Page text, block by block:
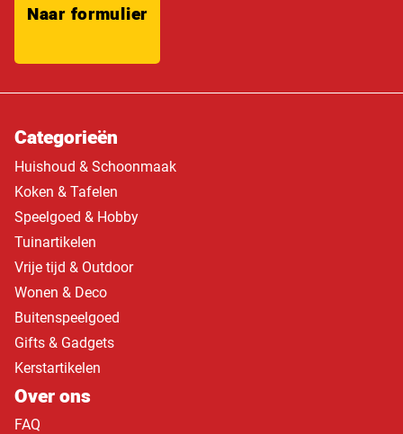
Naar formulier
Categorieën
Huishoud & Schoonmaak
Koken & Tafelen
Speelgoed & Hobby
Tuinartikelen
Vrije tijd & Outdoor
Wonen & Deco
Buitenspeelgoed
Gifts & Gadgets
Kerstartikelen
Over ons
FAQ